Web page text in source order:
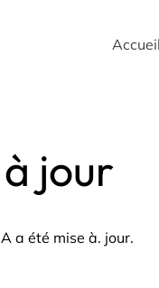
Accueil
jour
a été mise à. jour.